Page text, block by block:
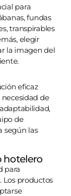
para
fundas
transpirables
elegir
la imagen del
eficaz
de
de
según las
hotelero
para
Los productos